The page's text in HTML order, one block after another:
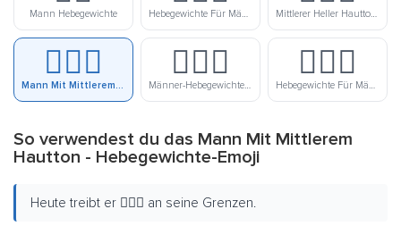
Mann Hebegewichte Hebegewichte Für Männer In Hellem Hautton Mittlerer Heller Hautton Mann Hebegewichte
🏋🏽‍♂️
Mann Mit Mittlerem Hautton - Hebegewichte
🏋🏾‍♂️
Männer-Hebegewichte Mit Mittlerem, Dunklem Hautton
🏋🏿‍♂️
Hebegewichte Für Männer Mit Dunklem Hautton
So verwendest du das Mann Mit Mittlerem
Hautton - Hebegewichte-Emoji
Heute treibt er 🏋🏽‍♂️ an seine Grenzen.